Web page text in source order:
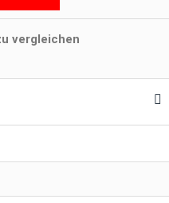
vergleichen